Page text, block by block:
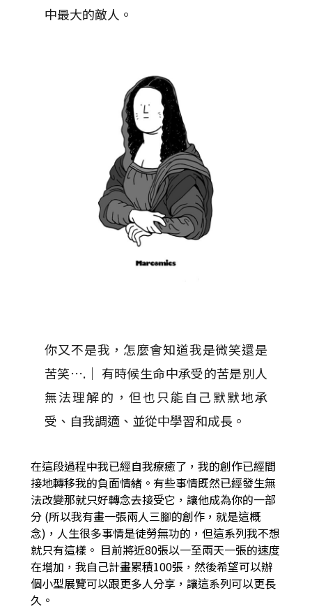
中最大的敵人。
你又不是我，怎麼會知道我是微笑還是
苦笑….｜ 有時候生命中承受的苦是別人
無法理解的，但也只能自己默默地承
受、自我調適、並從中學習和成長。
在這段過程中我已經自我療癒了，我的創作已經間
接地轉移我的負面情緒。有些事情既然已經發生無
法改變那就只好轉念去接受它，讓他成為你的一部
分 (所以我有畫一張兩人三腳的創作，就是這概
念)，人生很多事情是徒勞無功的，但這系列我不想
就只有這樣。 目前將近80張以一至兩天一張的速度
在增加，我自己計畫累積100張，然後希望可以辦
個小型展覽可以跟更多人分享，讓這系列可以更長
久。